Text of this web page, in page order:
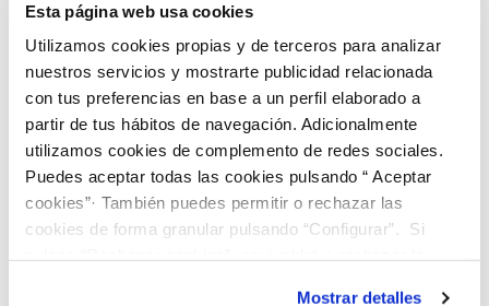
Esta página web usa cookies
Utilizamos cookies propias y de terceros para analizar
nuestros servicios y mostrarte publicidad relacionada
con tus preferencias en base a un perfil elaborado a
partir de tus hábitos de navegación. Adicionalmente
utilizamos cookies de complemento de redes sociales.
Puedes aceptar todas las cookies pulsando “ Aceptar
cookies”· También puedes permitir o rechazar las
cookies de forma granular pulsando “Configurar”. Si
Mostrar detalles
Segundo del Consell y Conseller de Vivienda
y Arquitectura Bioclimática visita el centro
de innovación Dinapsis de Benidorm